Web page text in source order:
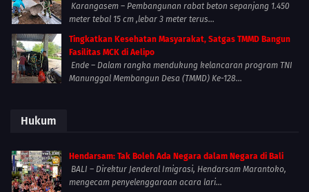
Karangasem – Pembangunan rabat beton sepanjang 1.450
meter tebal 15 cm ,lebar 3 meter terus...
Tingkatkan Kesehatan Masyarakat, Satgas TMMD Bangun
Fasilitas MCK di Aelipo
Ende – Dalam rangka mendukung kelancaran program TNI
Manunggal Membangun Desa (TMMD) Ke-128...
Hukum
Hendarsam: Tak Boleh Ada Negara dalam Negara di Bali
BALI – Direktur Jenderal Imigrasi, Hendarsam Marantoko,
mengecam penyelenggaraan acara lari...